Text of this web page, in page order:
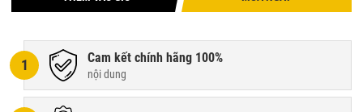
1 Cam kết chính hãng 100%
nội dung